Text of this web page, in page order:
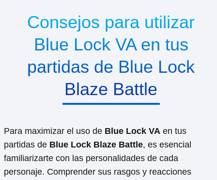
Consejos para utilizar
Blue Lock VA en tus
partidas de Blue Lock
Blaze Battle
Para maximizar el uso de Blue Lock VA en tus
partidas de Blue Lock Blaze Battle, es esencial
familiarizarte con las personalidades de cada
personaje. Comprender sus rasgos y reacciones